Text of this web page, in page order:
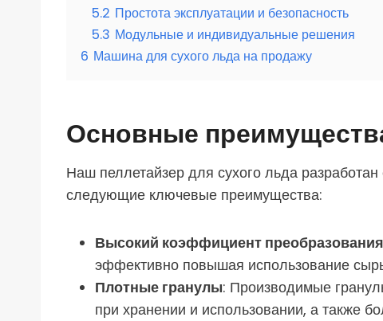
5.2 Простота эксплуатации и безопасность
5.3 Модульные и индивидуальные решения
6 Машина для сухого льда на продажу
Основные
Наш пеллетайзер для сухого льда
следующие ключевые преимущества:
Высокий коэффициент преобразования
эффективно повышая использование
Плотные гранулы: Производимые
при хранении и использовании, а также